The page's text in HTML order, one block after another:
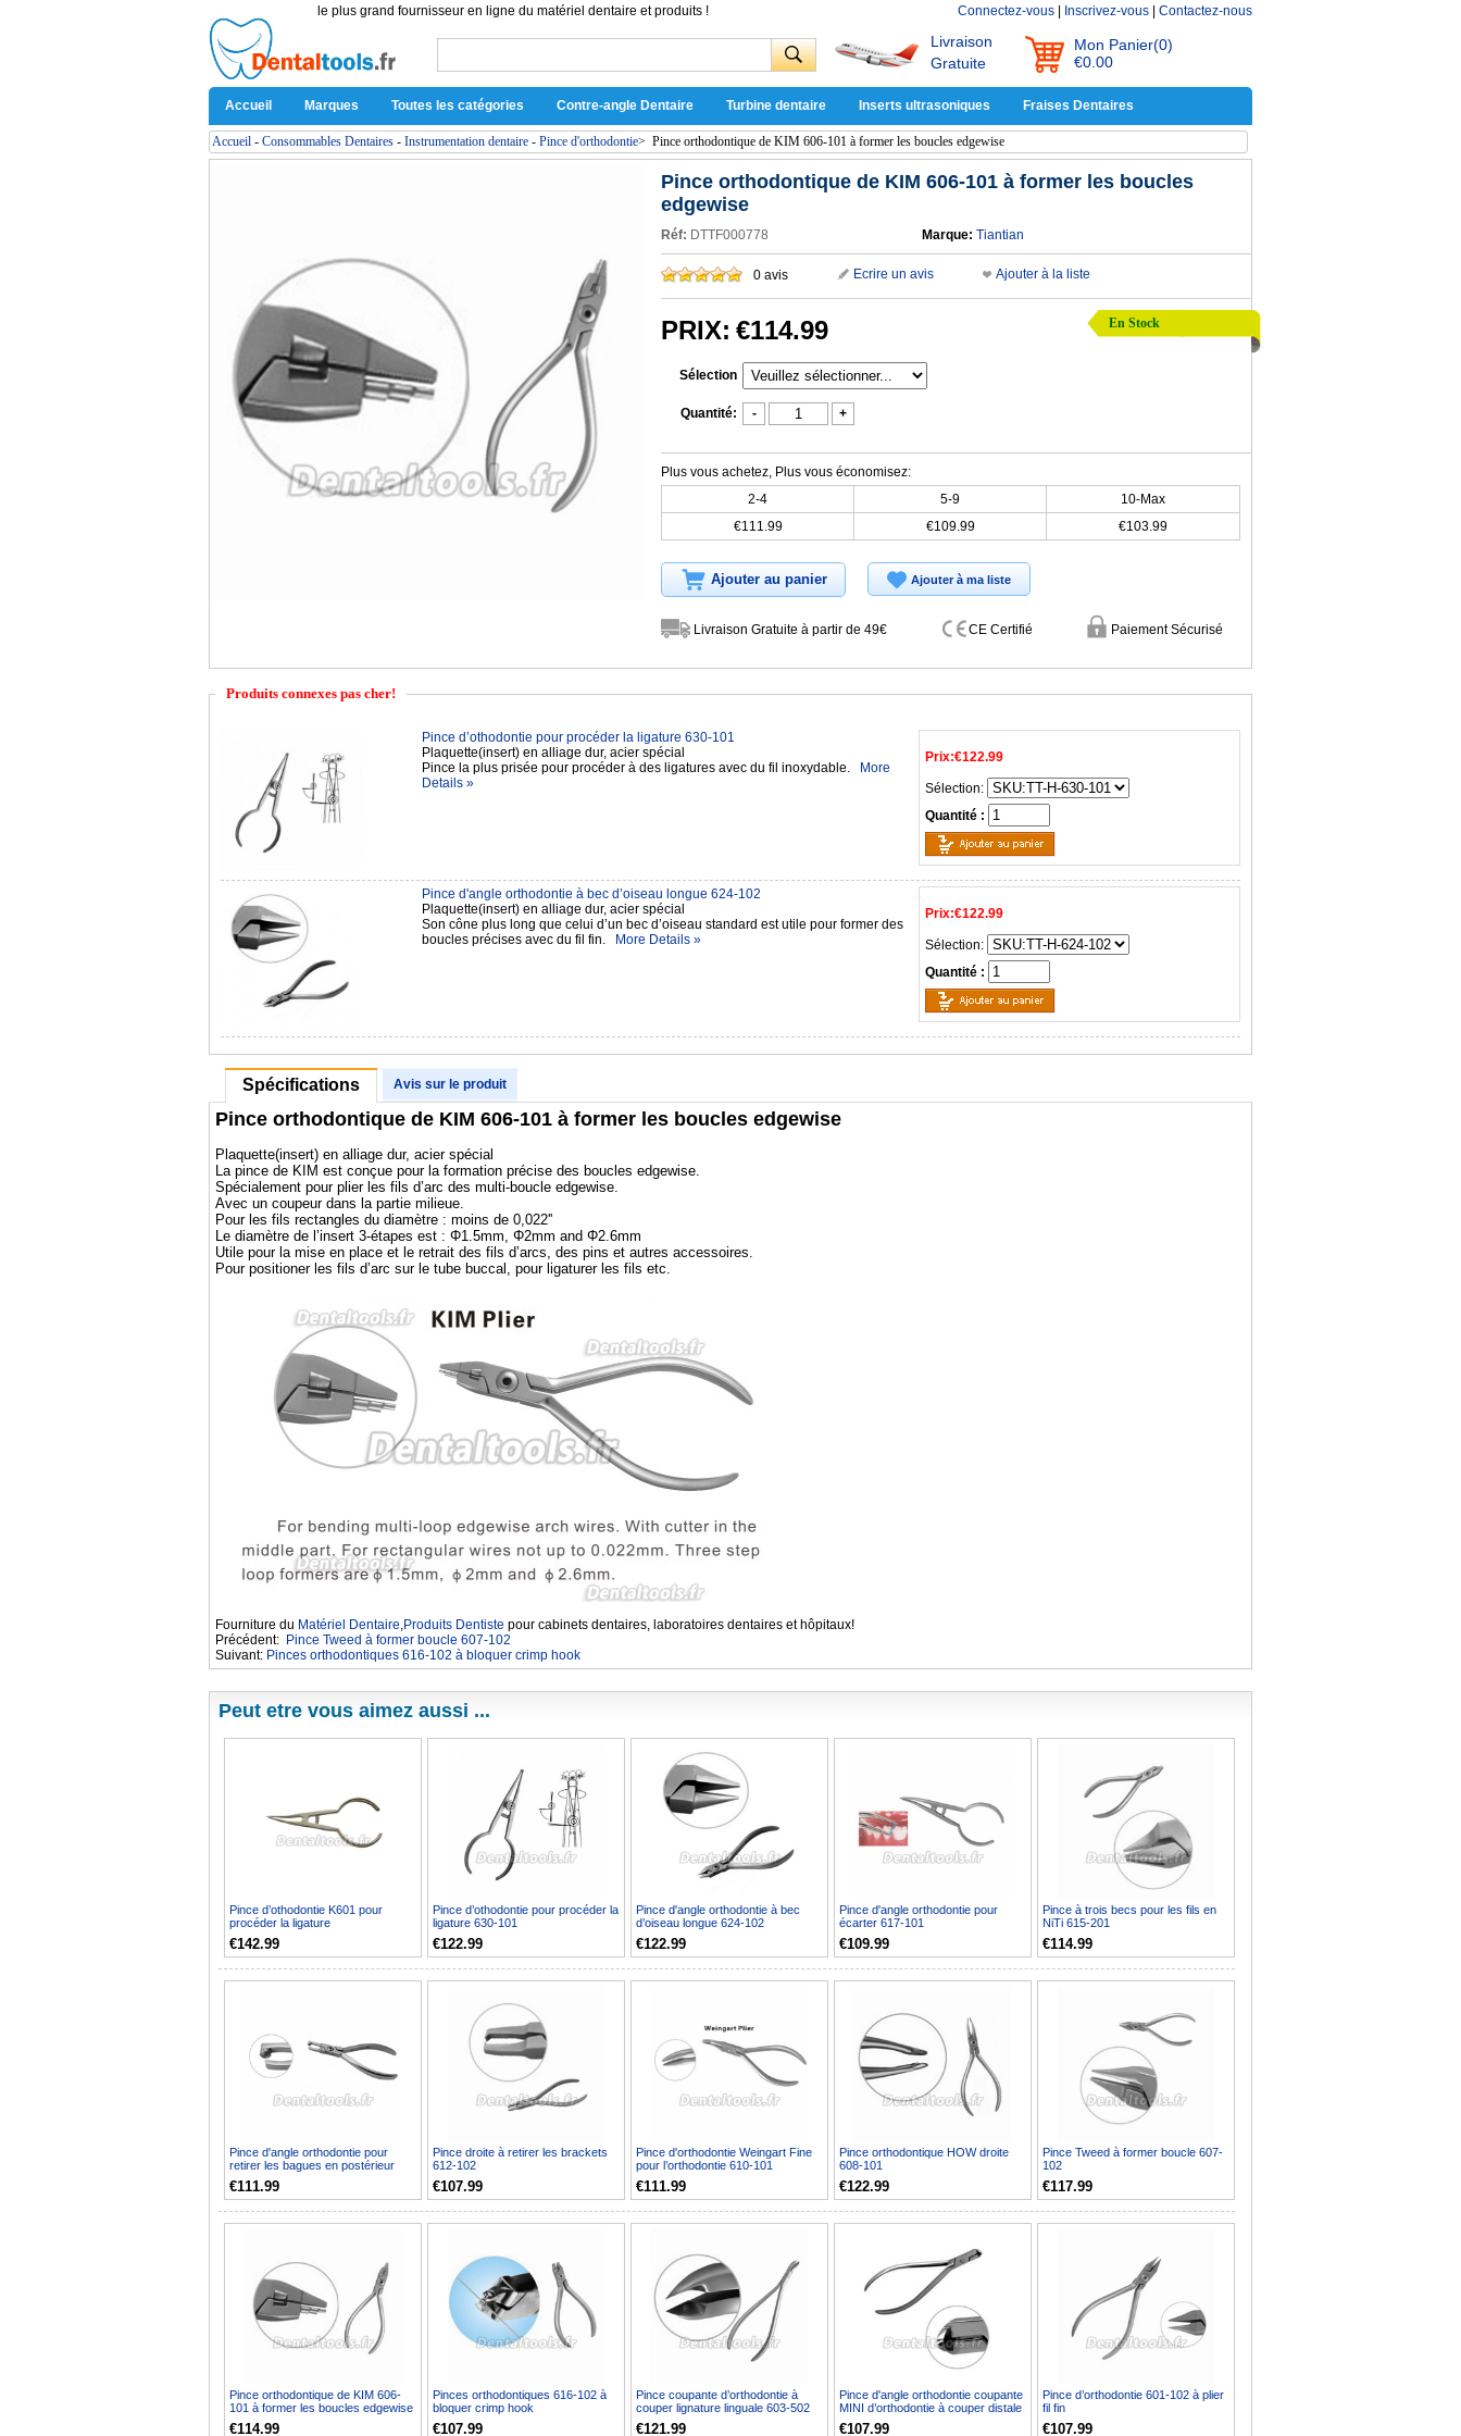
le plus grand fournisseur en ligne du matériel dentaire et produits ! Connectez-vous Inscrivez-vous Contactez-nous
Livraison
Gratuite
Mon Panier(0)
€0.00
Accueil Marques Toutes les catégories Contre-angle Dentaire Turbine dentaire Inserts ultrasoniques Fraises Dentaires
Accueil - Consommables Dentaires - Instrumentation dentaire - Pince d'orthodontie> Pince orthodontique de KIM 606-101 à former les boucles edgewise
Pince orthodontique de KIM 606-101 à former les boucles
edgewise
Réf: DTTF000778 Marque: Tiantian
0 avis Ecrire un avis Ajouter à la liste
En Stock
PRIX: €114.99
Sélection
Quantité: - +
Plus vous achetez, Plus vous économisez:
2-4
5-9
10-Max
€111.99
€109.99 €103.99
Ajouter au panier Ajouter à ma liste
Livraison Gratuite à partir de 49€ CE Certifié Paiement Sécurisé
Produits connexes pas cher!
Prix:€122.99
Sélection:
Quantité :
Pince d’othodontie pour procéder la ligature 630-101
Plaquette(insert) en alliage dur, acier spécial
Pince la plus prisée pour procéder à des ligatures avec du fil inoxydable.
More
Details »
Prix:€122.99
Sélection:
Quantité :
Pince d'angle orthodontie à bec d’oiseau longue 624-102
Plaquette(insert) en alliage dur, acier spécial
Son cône plus long que celui d’un bec d’oiseau standard est utile pour former des
boucles précises avec du fil fin.
More Details »
Spécifications Avis sur le produit
Pince orthodontique de KIM 606-101 à former les boucles edgewise
Plaquette(insert) en alliage dur, acier spécial
La pince de KIM est conçue pour la formation précise des boucles edgewise.
Spécialement pour plier les fils d’arc des multi-boucle edgewise.
Avec un coupeur dans la partie milieue.
Pour les fils rectangles du diamètre : moins de 0,022''
Le diamètre de l’insert 3-étapes est : Φ1.5mm, Φ2mm and Φ2.6mm
Utile pour la mise en place et le retrait des fils d’arcs, des pins et autres accessoires.
Pour positioner les fils d’arc sur le tube buccal, pour ligaturer les fils etc.
Fourniture du Matériel Dentaire,Produits Dentiste pour cabinets dentaires, laboratoires dentaires et hôpitaux!
Précédent: Pince Tweed à former boucle 607-102
Suivant: Pinces orthodontiques 616-102 à bloquer crimp hook
Peut etre vous aimez aussi ...
Pince d’othodontie K601 pour
procéder la ligature
€142.99
Pince d’othodontie pour procéder la
ligature 630-101
€122.99
Pince d'angle orthodontie à bec
d’oiseau longue 624-102
€122.99
Pince d'angle orthodontie pour
écarter 617-101
€109.99
Pince à trois becs pour les fils en
NiTi 615-201
€114.99
Pince d'angle orthodontie pour
retirer les bagues en postérieur
613-102
€111.99
Pince droite à retirer les brackets
612-102
€107.99
Pince d'orthodontie Weingart Fine
pour l’orthodontie 610-101
€111.99
Pince orthodontique HOW droite
608-101
€122.99
Pince Tweed à former boucle 607-
102
€117.99
Pince orthodontique de KIM 606-
101 à former les boucles edgewise
€114.99
Pinces orthodontiques 616-102 à
bloquer crimp hook
€107.99
Pince coupante d’orthodontie à
couper lignature linguale 603-502
€121.99
Pince d'angle orthodontie coupante
MINI d’orthodontie à couper distale
602-301
€107.99
Pince d’orthodontie 601-102 à plier
fil fin
€107.99